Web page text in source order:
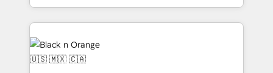
detailed financial rationale with a focus on ROI and
embark on a transformational journey that sets your
business up for long-term success. Unlock your
le marketing digital, et la relation client ! C'est
pourquoi, nos experts sont à la fois capables de
gérer votre projet de création de site internet, votre
référencement, votre stratégie digitale et le pilotage
et l'intégration d'HubSpot ! Les grandes phases d'un